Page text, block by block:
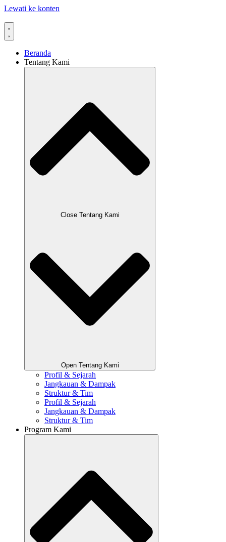
Lewati ke konten
Beranda
Tentang Kami
Close Tentang Kami
Open Tentang Kami
Profil & Sejarah
Jangkauan & Dampak
Struktur & Tim
Profil & Sejarah
Jangkauan & Dampak
Struktur & Tim
Program Kami